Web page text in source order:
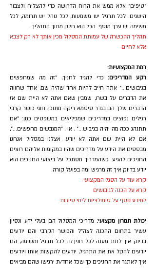
"טיפים" אלא ממש את הרוח הדרושה כדי להצליח ולצבור
הישגים. לכל תרגיל יש משמעות, לכל נוהל יש תרומה, לכל
משימה יש ערך מוסף. הכל הוא חלק מתוך התהליך.
תהליך ההכשרה של עמותת המסלול מכין אותך לא רק לצבא
אלא לחיים
רמת המקצועיות:
רקע המדריכים: כדי להגיד לחניך, "זה מה שמחפשים
בגיבושים..." אתה חייב להיות אחד שהיה שם, אחד שחווה
את הדברים על בשרו, שמבין שאם אתה לא היית שם אז
הדברים שלך הם בגדר סיסמא ריקה מתוכן. חוגי כושר קרבי
רגילים נפוצים במדריכים שמפליאים במשפטים כגון: "אם
תתנהג ככה מה יהיה בגיבוש..." , או , "המגבשים מחפשים...",
אם לא היית שם אתה לא יודע. אצלנו במסלול אנחנו
מבססים את הידע על מדריכים שהיו במקומות אליהם רוצים
החניכים להגיע. כשהמדריך מסתכל על ביצועי החניכים הוא
יודע בדיוק איך זה מרגיש ומה בפועל קורה.
קרא עוד על הסגל המקצועי
קרא על הכנה לגיבושים
למידע נוסף על סימולציות לימי סיירות
יכולת תמרון מקצועי: מדריכי המסלול הם בעלי ידע ונסיון
עשיר בתחום ההכנה לצה"ל והכושר הקרבי והם יודעים
בדיוק איך לתת מענה לכל חניך/ה, לכל תרגיל ומשימה, הם
יודעים להקל את את התרגיל, יודעים להקשות אותו ויודעים
איך לאתגר את החניכים כך שכל אחד/ת ירגישו שהם מביאים